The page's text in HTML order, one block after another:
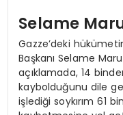
Selame
Gazze’deki
Başkanı Selame
açıklamada, 14
kaybolduğunu dile
işlediği soykırım 61